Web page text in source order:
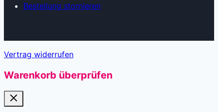
Bestellung stornieren
Vertrag widerrufen
Warenkorb überprüfen